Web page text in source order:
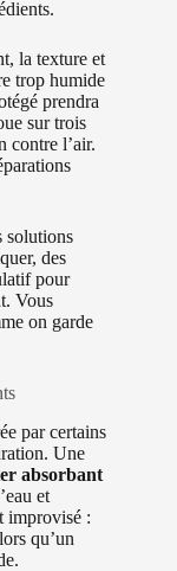
la texture et
trop humide
prendra
sur trois
contre l’air.
solutions
des
pour
Vous
on garde
par certains
Une
absorbant
et
improvisé :
qu’un